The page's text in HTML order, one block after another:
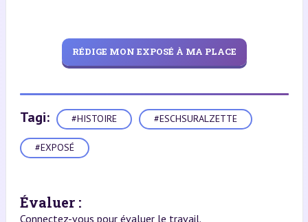
RÉDIGE MON EXPOSÉ À MA PLACE
Tagi: #HISTOIRE #ESCHSURALZETTE
#EXPOSÉ
Évaluer :
Connectez-vous pour évaluer le travail.